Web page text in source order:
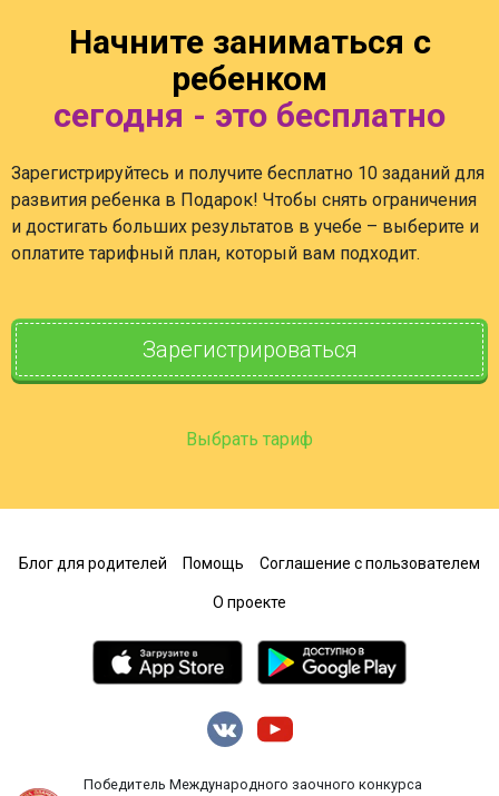
Начните заниматься с
ребенком
сегодня - это бесплатно
Зарегистрируйтесь и получите бесплатно 10 заданий для
развития ребенка в Подарок! Чтобы снять ограничения
и достигать больших результатов в учебе – выберите и
оплатите тарифный план, который вам подходит.
Зарегистрироваться
Выбрать тариф
Блог для родителей Помощь Соглашение с пользователем
О проекте
Победитель Международного заочного конкурса